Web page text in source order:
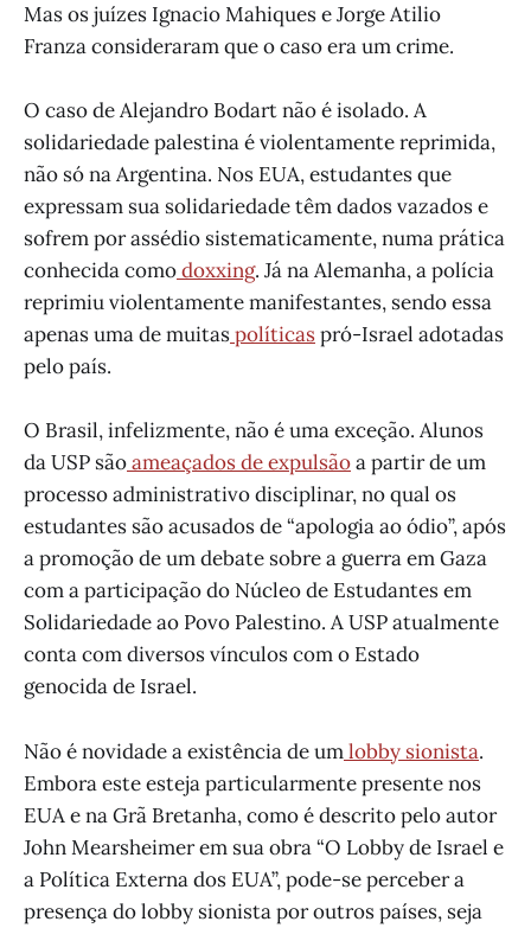
Mas os juízes Ignacio Mahiques e Jorge Atilio
Franza consideraram que o caso era um crime.
O caso de Alejandro Bodart não é isolado. A
solidariedade palestina é violentamente reprimida,
não só na Argentina. Nos EUA, estudantes que
expressam sua solidariedade têm dados vazados e
sofrem por assédio sistematicamente, numa prática
conhecida comodoxxing. Já na Alemanha, a polícia
reprimiu violentamente manifestantes, sendo essa
apenas uma de muitaspolíticaspró-Israel adotadas
pelo país.
O Brasil, infelizmente, não é uma exceção. Alunos
da USP sãoameaçados de expulsãoa partir de um
processo administrativo disciplinar, no qual os
estudantes são acusados de “apologia ao ódio”, após
a promoção de um debate sobre a guerra em Gaza
com a participação do Núcleo de Estudantes em
Solidariedade ao Povo Palestino. A USP atualmente
conta com diversos vínculos com o Estado
genocida de Israel.
Não é novidade a existência de umlobby sionista.
Embora este esteja particularmente presente nos
EUA e na Grã Bretanha, como é descrito pelo autor
John Mearsheimer em sua obra “O Lobby de Israel e
a Política Externa dos EUA”, pode-se perceber a
presença do lobby sionista por outros países, seja